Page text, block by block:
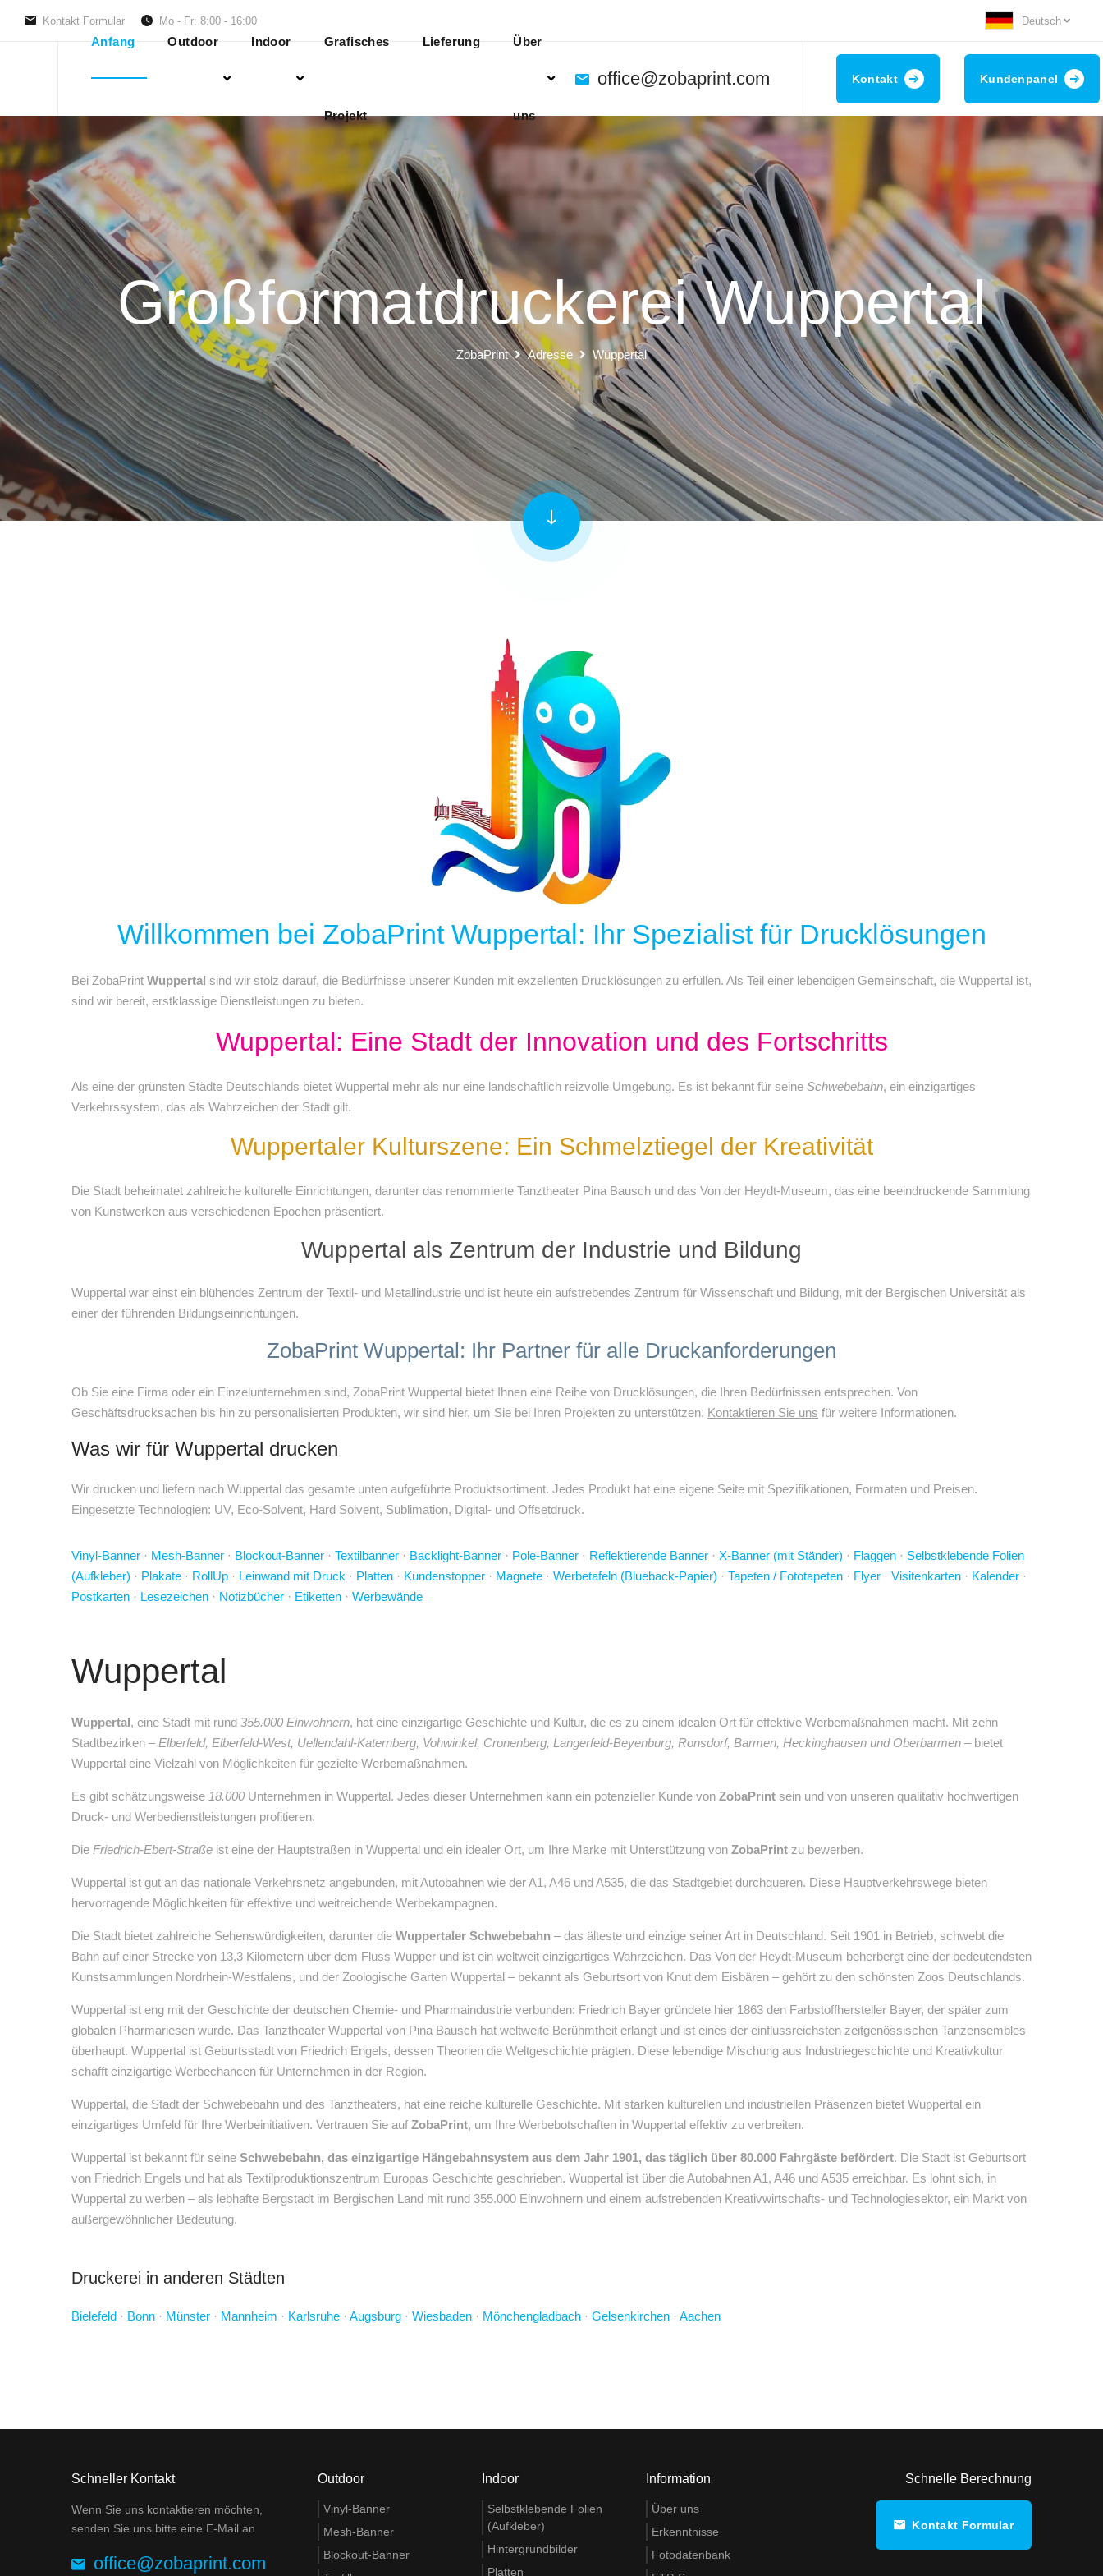
Kontakt Formular Mo - Fr: 8:00 - 16:00 Deutsch
Anfang Outdoor Indoor Grafisches
Projekt
Lieferung Über
uns
office@zobaprint.com Kontakt Kundenpanel
Großformatdruckerei Wuppertal
ZobaPrint Adresse Wuppertal
Willkommen bei ZobaPrint Wuppertal: Ihr Spezialist für Drucklösungen
Bei ZobaPrint Wuppertal sind wir stolz darauf, die Bedürfnisse unserer Kunden mit exzellenten Drucklösungen zu erfüllen. Als Teil einer lebendigen Gemeinschaft, die Wuppertal ist,
sind wir bereit, erstklassige Dienstleistungen zu bieten.
Wuppertal: Eine Stadt der Innovation und des Fortschritts
Als eine der grünsten Städte Deutschlands bietet Wuppertal mehr als nur eine landschaftlich reizvolle Umgebung. Es ist bekannt für seine Schwebebahn, ein einzigartiges
Verkehrssystem, das als Wahrzeichen der Stadt gilt.
Wuppertaler Kulturszene: Ein Schmelztiegel der Kreativität
Die Stadt beheimatet zahlreiche kulturelle Einrichtungen, darunter das renommierte Tanztheater Pina Bausch und das Von der Heydt-Museum, das eine beeindruckende Sammlung
von Kunstwerken aus verschiedenen Epochen präsentiert.
Wuppertal als Zentrum der Industrie und Bildung
Wuppertal war einst ein blühendes Zentrum der Textil- und Metallindustrie und ist heute ein aufstrebendes Zentrum für Wissenschaft und Bildung, mit der Bergischen Universität als
einer der führenden Bildungseinrichtungen.
ZobaPrint Wuppertal: Ihr Partner für alle Druckanforderungen
Ob Sie eine Firma oder ein Einzelunternehmen sind, ZobaPrint Wuppertal bietet Ihnen eine Reihe von Drucklösungen, die Ihren Bedürfnissen entsprechen. Von
Geschäftsdrucksachen bis hin zu personalisierten Produkten, wir sind hier, um Sie bei Ihren Projekten zu unterstützen. Kontaktieren Sie uns für weitere Informationen.
Was wir für Wuppertal drucken
Wir drucken und liefern nach Wuppertal das gesamte unten aufgeführte Produktsortiment. Jedes Produkt hat eine eigene Seite mit Spezifikationen, Formaten und Preisen.
Eingesetzte Technologien: UV, Eco-Solvent, Hard Solvent, Sublimation, Digital- und Offsetdruck.
Vinyl-Banner · Mesh-Banner · Blockout-Banner · Textilbanner · Backlight-Banner · Pole-Banner · Reflektierende Banner · X-Banner (mit Ständer) · Flaggen · Selbstklebende Folien
(Aufkleber) · Plakate · RollUp · Leinwand mit Druck · Platten · Kundenstopper · Magnete · Werbetafeln (Blueback-Papier) · Tapeten / Fototapeten · Flyer · Visitenkarten · Kalender ·
Postkarten · Lesezeichen · Notizbücher · Etiketten · Werbewände
Wuppertal
Wuppertal, eine Stadt mit rund 355.000 Einwohnern, hat eine einzigartige Geschichte und Kultur, die es zu einem idealen Ort für effektive Werbemaßnahmen macht. Mit zehn
Stadtbezirken –Elberfeld, Elberfeld-West, Uellendahl-Katernberg, Vohwinkel, Cronenberg, Langerfeld-Beyenburg, Ronsdorf, Barmen, Heckinghausen und Oberbarmen – bietet
Wuppertal eine Vielzahl von Möglichkeiten für gezielte Werbemaßnahmen.
Es gibt schätzungsweise 18.000 Unternehmen in Wuppertal. Jedes dieser Unternehmen kann ein potenzieller Kunde von ZobaPrint sein und von unseren qualitativ hochwertigen
Druck- und Werbedienstleistungen profitieren.
Die Friedrich-Ebert-Straße ist eine der Hauptstraßen in Wuppertal und ein idealer Ort, um Ihre Marke mit Unterstützung von ZobaPrint zu bewerben.
Wuppertal ist gut an das nationale Verkehrsnetz angebunden, mit Autobahnen wie der A1, A46 und A535, die das Stadtgebiet durchqueren. Diese Hauptverkehrswege bieten
hervorragende Möglichkeiten für effektive und weitreichende Werbekampagnen.
Die Stadt bietet zahlreiche Sehenswürdigkeiten, darunter die Wuppertaler Schwebebahn – das älteste und einzige seiner Art in Deutschland. Seit 1901 in Betrieb, schwebt die
Bahn auf einer Strecke von 13,3 Kilometern über dem Fluss Wupper und ist ein weltweit einzigartiges Wahrzeichen. Das Von der Heydt-Museum beherbergt eine der bedeutendsten
Kunstsammlungen Nordrhein-Westfalens, und der Zoologische Garten Wuppertal – bekannt als Geburtsort von Knut dem Eisbären – gehört zu den schönsten Zoos Deutschlands.
Wuppertal ist eng mit der Geschichte der deutschen Chemie- und Pharmaindustrie verbunden: Friedrich Bayer gründete hier 1863 den Farbstoffhersteller Bayer, der später zum
globalen Pharmariesen wurde. Das Tanztheater Wuppertal von Pina Bausch hat weltweite Berühmtheit erlangt und ist eines der einflussreichsten zeitgenössischen Tanzensembles
überhaupt. Wuppertal ist Geburtsstadt von Friedrich Engels, dessen Theorien die Weltgeschichte prägten. Diese lebendige Mischung aus Industriegeschichte und Kreativkultur
schafft einzigartige Werbechancen für Unternehmen in der Region.
Wuppertal, die Stadt der Schwebebahn und des Tanztheaters, hat eine reiche kulturelle Geschichte. Mit starken kulturellen und industriellen Präsenzen bietet Wuppertal ein
einzigartiges Umfeld für Ihre Werbeinitiativen. Vertrauen Sie auf ZobaPrint, um Ihre Werbebotschaften in Wuppertal effektiv zu verbreiten.
Wuppertal ist bekannt für seine Schwebebahn, das einzigartige Hängebahnsystem aus dem Jahr 1901, das täglich über 80.000 Fahrgäste befördert. Die Stadt ist Geburtsort
von Friedrich Engels und hat als Textilproduktionszentrum Europas Geschichte geschrieben. Wuppertal ist über die Autobahnen A1, A46 und A535 erreichbar. Es lohnt sich, in
Wuppertal zu werben – als lebhafte Bergstadt im Bergischen Land mit rund 355.000 Einwohnern und einem aufstrebenden Kreativwirtschafts- und Technologiesektor, ein Markt von
außergewöhnlicher Bedeutung.
Druckerei in anderen Städten
Bielefeld · Bonn · Münster · Mannheim · Karlsruhe · Augsburg · Wiesbaden · Mönchengladbach · Gelsenkirchen · Aachen
Schneller Kontakt
Wenn Sie uns kontaktieren möchten,
senden Sie uns bitte eine E-Mail an
office@zobaprint.com
Outdoor
Vinyl-Banner
Mesh-Banner
Blockout-Banner
Indoor
Selbstklebende Folien
(Aufkleber)
Hintergrundbilder
Platten
Information
Über uns
Erkenntnisse
Fotodatenbank
Schnelle Berechnung
Kontakt Formular